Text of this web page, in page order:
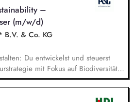
relevant IT systems and data
MM/BW, CO₂ accounting tool,
and Sedex, ensuring that
data are structured,
for use. You will further
and KPIs to steer international
Procurement, e.g. regarding legal
status of sustainability
chain.
–
(m/w/d)
B.V. & Co. KG
Du entwickelst und steuerst
mit Fokus auf Biodiversität
unserer
natürliche Ökosysteme gezielt zu